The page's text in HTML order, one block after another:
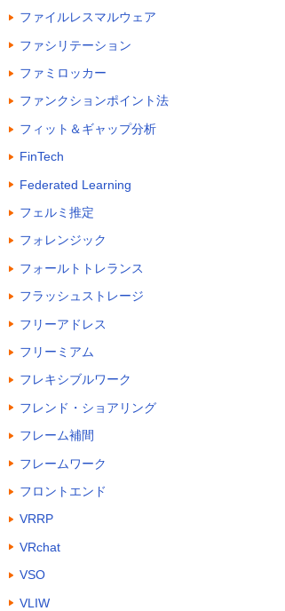
ファイルレスマルウェア
ファシリテーション
ファミロッカー
ファンクションポイント法
フィット＆ギャップ分析
FinTech
Federated Learning
フェルミ推定
フォレンジック
フォールトトレランス
フラッシュストレージ
フリーアドレス
フリーミアム
フレキシブルワーク
フレンド・ショアリング
フレーム補間
フレームワーク
フロントエンド
VRRP
VRchat
VSO
VLIW